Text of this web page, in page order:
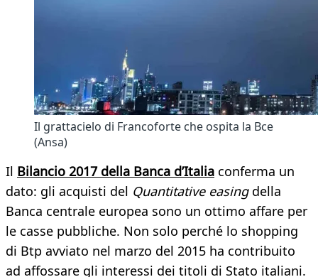
Il grattacielo di Francoforte che ospita la Bce
(Ansa)
Il Bilancio 2017 della Banca d’Italia conferma un
dato: gli acquisti del Quantitative easingdella
Banca centrale europea sono un ottimo affare per
le casse pubbliche. Non solo perché lo shopping
di Btp avviato nel marzo del 2015 ha contribuito
ad affossare gli interessi dei titoli di Stato italiani.